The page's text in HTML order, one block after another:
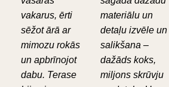
vakarus, ērti
sēžot ārā ar
mimozu rokās
un apbrīnojot
dabu. Terase
materiālu un
detaļu izvēle un
salikšana –
dažāds koks,
miljons skrūvju